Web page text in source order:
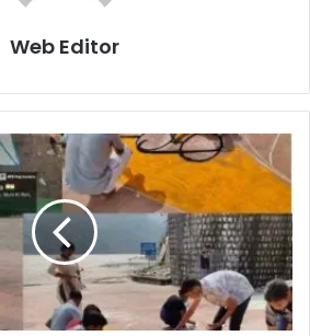
Web Editor